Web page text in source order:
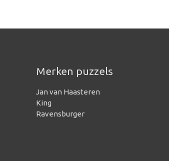
Merken puzzels
Jan van Haasteren
King
Ravensburger